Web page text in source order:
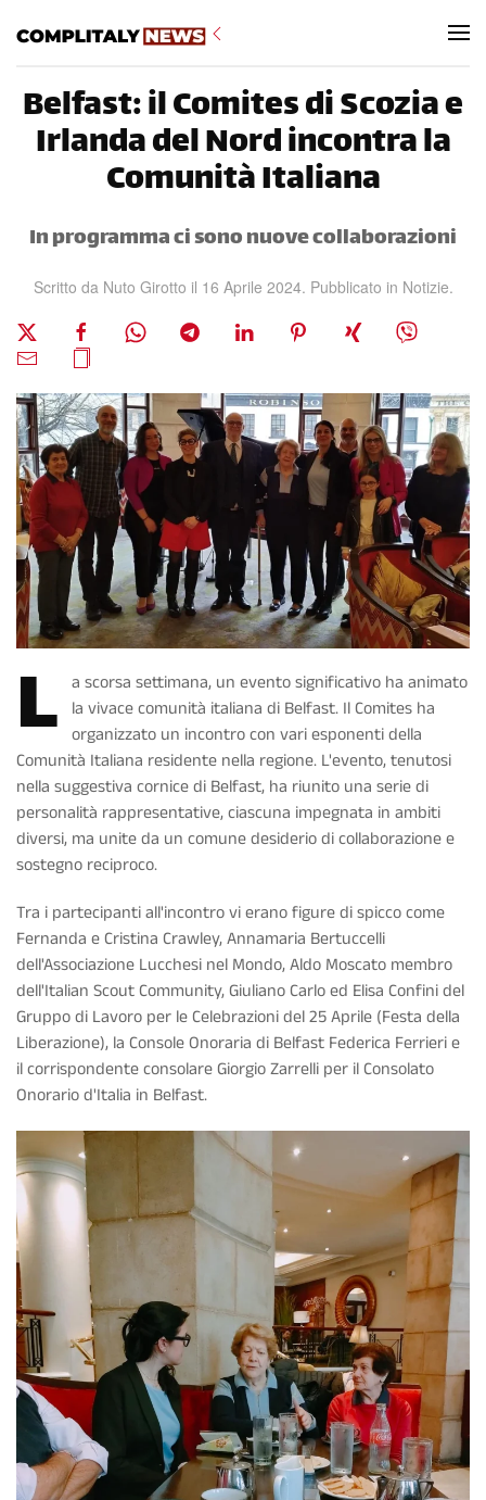
Belfast: il Comites di Scozia e
Irlanda del Nord incontra la
Comunità Italiana
In programma ci sono nuove collaborazioni
Scritto da Nuto Girotto il 16 Aprile 2024. Pubblicato in Notizie.
L a scorsa settimana, un evento significativo ha animato
la vivace comunità italiana di Belfast. Il Comites ha
organizzato un incontro con vari esponenti della
Comunità Italiana residente nella regione. L'evento, tenutosi
nella suggestiva cornice di Belfast, ha riunito una serie di
personalità rappresentative, ciascuna impegnata in ambiti
diversi, ma unite da un comune desiderio di collaborazione e
sostegno reciproco.
Tra i partecipanti all'incontro vi erano figure di spicco come
Fernanda e Cristina Crawley, Annamaria Bertuccelli
dell'Associazione Lucchesi nel Mondo, Aldo Moscato membro
dell'Italian Scout Community, Giuliano Carlo ed Elisa Confini del
Gruppo di Lavoro per le Celebrazioni del 25 Aprile (Festa della
Liberazione), la Console Onoraria di Belfast Federica Ferrieri e
il corrispondente consolare Giorgio Zarrelli per il Consolato
Onorario d'Italia in Belfast.